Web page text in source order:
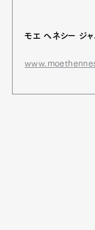
モエ ヘネシー ジ